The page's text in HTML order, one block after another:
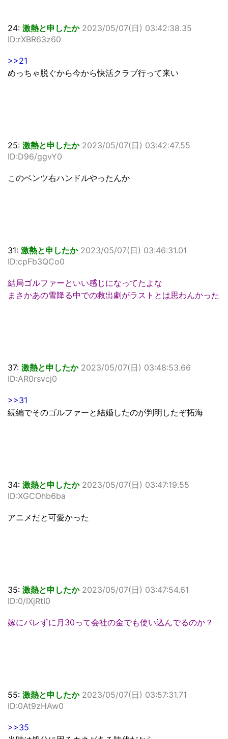
24: 激熱と申したか 2023/05/07(日) 03:42:38.35
ID:rXBR63z60
>>21
めっちゃ脱ぐから今から快活クラブ行って来い
25: 激熱と申したか 2023/05/07(日) 03:42:47.55
ID:D96/ggvY0
このベンツ右ハンドルやったんか
31: 激熱と申したか 2023/05/07(日) 03:46:31.01
ID:cpFb3QCo0
結局ゴルファーといい感じになってたよな
まさかあの雪降る中での救出劇がラストとは思わんかった
37: 激熱と申したか 2023/05/07(日) 03:48:53.66
ID:AR0rsvcj0
>>31
続編でそのゴルファーと結婚したのが判明したぞ拓海
34: 激熱と申したか 2023/05/07(日) 03:47:19.55
ID:XGCOhb6ba
アニメだと可愛かった
35: 激熱と申したか 2023/05/07(日) 03:47:54.61
ID:0/IXjRtI0
嫁にバレずに月30って会社の金でも使い込んでるのか？
55: 激熱と申したか 2023/05/07(日) 03:57:31.71
ID:0At9zHAw0
>>35